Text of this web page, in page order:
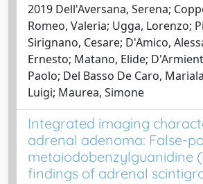
2019 Dell'Aversana, Serena;
Romeo, Valeria; Ugga, Lorenzo;
Sirignano, Cesare; D'Amico,
Ernesto; Matano, Elide;
Paolo; Del Basso De Caro,
Luigi; Maurea, Simone
Integrated imaging
adrenal adenoma: False-
metaiodobenzylguanidine
findings of adrenal